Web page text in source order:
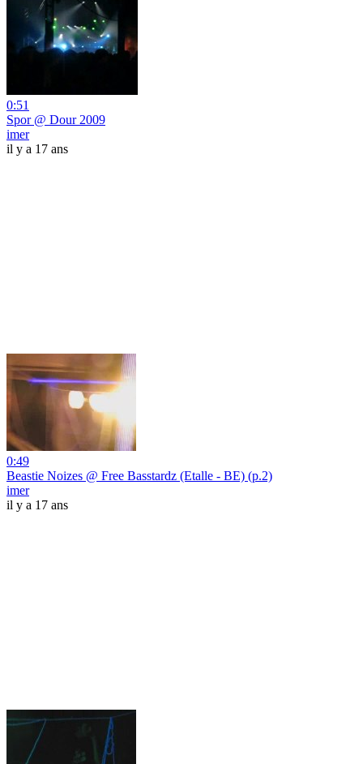
0:51
Spor @ Dour 2009
imer
il y a 17 ans
0:49
Beastie Noizes @ Free Basstardz (Etalle - BE) (p.2)
imer
il y a 17 ans